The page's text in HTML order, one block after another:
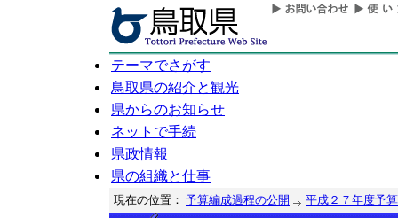
テーマでさがす
鳥取県の紹介と観光
県からのお知らせ
ネットで手続
県政情報
県の組織と仕事
現在の位置： 予算編成過程の公開 平成２７年度予算